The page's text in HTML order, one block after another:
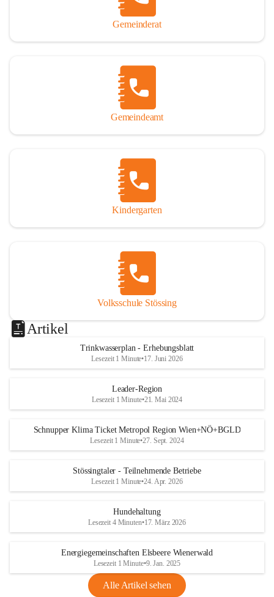
Gemeinderat
Gemeindeamt
Kindergarten
Volksschule Stössing
Artikel
Trinkwasserplan - Erhebungsblatt
Lesezeit 1 Minute•17. Juni 2026
Leader-Region
Lesezeit 1 Minute•21. Mai 2024
Schnupper Klima Ticket Metropol Region Wien+NÖ+BGLD
Lesezeit 1 Minute•27. Sept. 2024
Stössingtaler - Teilnehmende Betriebe
Lesezeit 1 Minute•24. Apr. 2026
Hundehaltung
Lesezeit 4 Minuten•17. März 2026
Energiegemeinschaften Elsbeere Wienerwald
Lesezeit 1 Minute•9. Jan. 2025
Alle Artikel sehen